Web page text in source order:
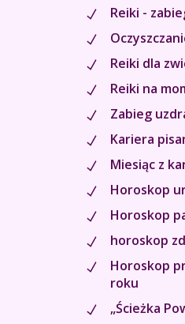
Reiki -
Reiki dla
Reiki na
Zabieg
Kariera
Miesiąc z
Horoskop
Horoskop
horoskop
Horoskop
roku
„Ścieżka